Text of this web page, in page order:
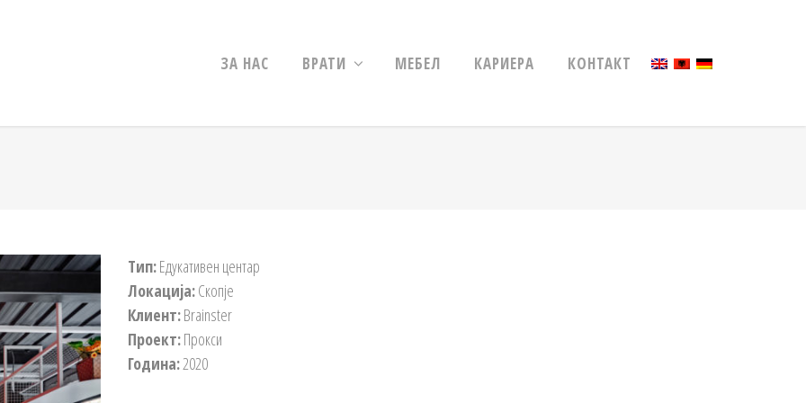
ЗА НАС ВРАТИ МЕБЕЛ КАРИЕРА КОНТАКТ
Тип:Едукативен центар
Локација:Скопје
Клиент:Brainster
Проект:Прокси
Година:2020